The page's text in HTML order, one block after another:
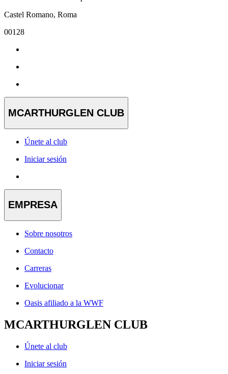
Castel Romano, Roma
00128
MCARTHURGLEN CLUB
Únete al club
Iniciar sesión
EMPRESA
Sobre nosotros
Contacto
Carreras
Evolucionar
Oasis afiliado a la WWF
MCARTHURGLEN CLUB
Únete al club
Iniciar sesión